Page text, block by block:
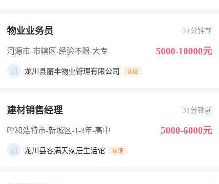
物业业务员 31分钟前
河源市-市辖区-经验不限-大专 5000-10000元
龙川县丽丰物业管理有限公司 认证
建材销售经理 31分钟前
呼和浩特市-新城区-1-3年-高中 5000-6000元
龙川县客满天家居生活馆 认证